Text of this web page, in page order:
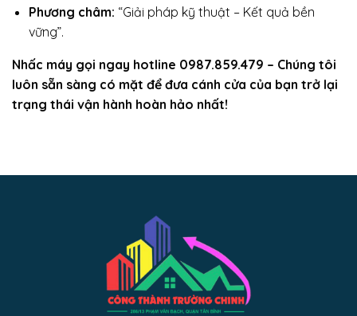
Phương châm: “Giải pháp kỹ thuật – Kết quả bền
vững”.
Nhấc máy gọi ngay hotline 0987.859.479 – Chúng tôi
luôn sẵn sàng có mặt để đưa cánh cửa của bạn trở lại
trạng thái vận hành hoàn hảo nhất!